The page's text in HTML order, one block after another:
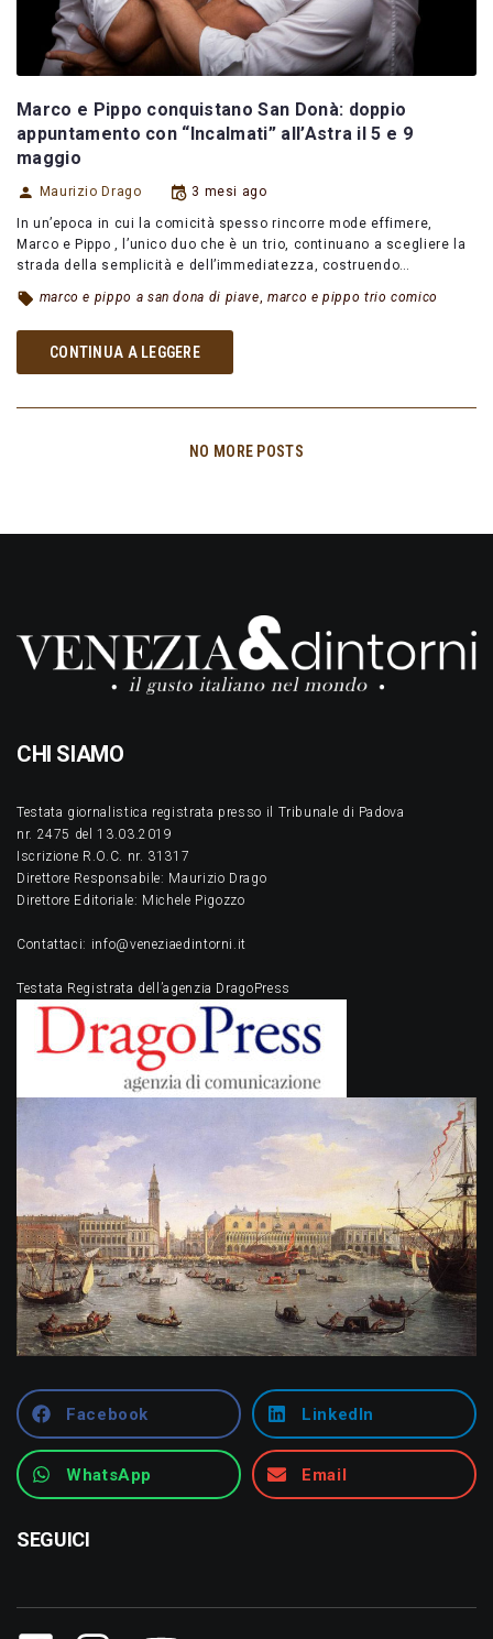
Marco e Pippo conquistano San Donà: doppio
appuntamento con “Incalmati” all’Astra il 5 e 9
maggio
Maurizio Drago 3 mesi ago
In un’epoca in cui la comicità spesso rincorre mode effimere,
Marco e Pippo , l’unico duo che è un trio, continuano a scegliere la
strada della semplicità e dell’immediatezza, costruendo…
marco e pippo a san dona di piave,marco e pippo trio comico
CONTINUA A LEGGERE
NO MORE POSTS
CHI SIAMO
Testata giornalistica registrata presso il Tribunale di Padova
nr. 2475 del 13.03.2019
Iscrizione R.O.C. nr. 31317
Direttore Responsabile: Maurizio Drago
Direttore Editoriale: Michele Pigozzo
Contattaci: info@veneziaedintorni.it
Testata Registrata dell’agenzia DragoPress
Facebook LinkedIn
WhatsApp Email
SEGUICI